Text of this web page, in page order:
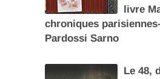
livre
chroniques
Pardossi Sarno
Le 48,